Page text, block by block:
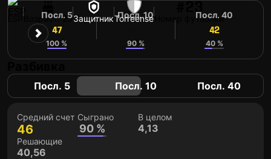
Возраст: 25ЗащитникTorreense Номер футболки
Посл. 5
47
100 %
Посл. 10
90 %
Посл. 40
42
40 %
Посл. 5 Посл. 10 Посл. 40
Средний счет
46
Сыграно
90 %
В целом
4,13
Решающие
40,56